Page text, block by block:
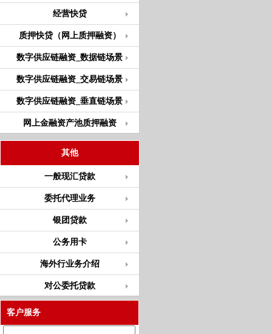
经营快贷
质押快贷（网上质押融资）
数字供应链融资_数据链场景
数字供应链融资_交易链场景
数字供应链融资_垂直链场景
网上金融资产池质押融资
其他
一般现汇贷款
委托代理业务
银团贷款
公务用卡
海外行业务介绍
对公委托贷款
客户服务